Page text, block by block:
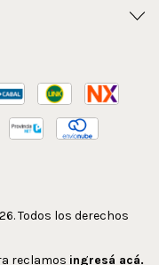
Todos los derechos
reclamos ingresá acá.